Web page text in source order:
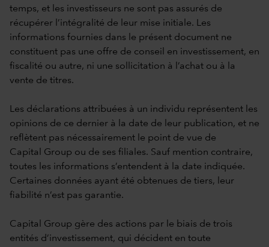
temps, et les investisseurs ne sont pas assurés de
récupérer l’intégralité de leur mise initiale. Les
informations fournies dans le présent document ne
constituent pas une offre de conseil en investissement, en
fiscalité ou autre, ni une sollicitation à l’achat ou à la
vente de titres.
Les déclarations attribuées à un individu représentent les
opinions de ce dernier à la date de leur publication, et ne
reflètent pas nécessairement le point de vue de
Capital Group ou de ses filiales. Sauf mention contraire,
toutes les informations s’entendent à la date indiquée.
Certaines données ayant été obtenues de tiers, leur
fiabilité n’est pas garantie.
Capital Group gère des actions par le biais de trois
entités d’investissement, qui décident en toute